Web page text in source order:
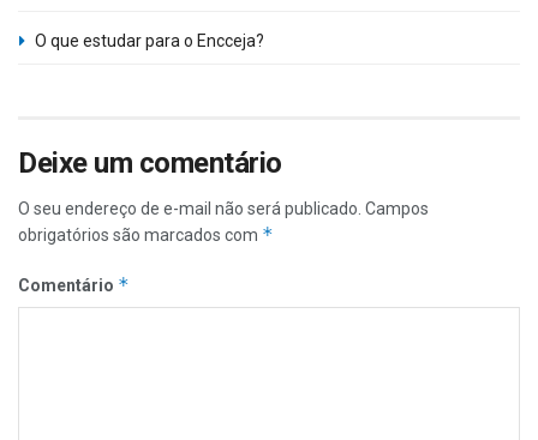
O que estudar para o Encceja?
Deixe um comentário
O seu endereço de e-mail não será publicado. Campos
obrigatórios são marcados com *
Comentário *